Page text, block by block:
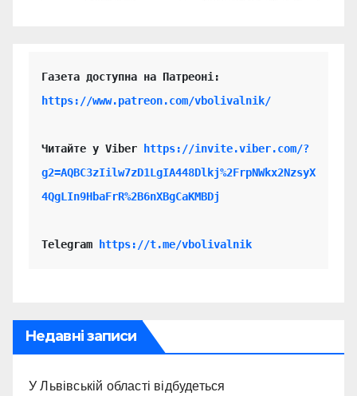
https://www.patreon.com/vbolivalnik/
Читайте у Viber
https://invite.viber.com/?
g2=AQBC3zIilw7zD1LgIA448Dlkj%2FrpNWkx2NzsyX
4QgLIn9HbaFrR%2B6nXBgCaKMBDj
Telegram https://t.me/vbolivalnik
Недавні записи
У Львівській області відбудеться